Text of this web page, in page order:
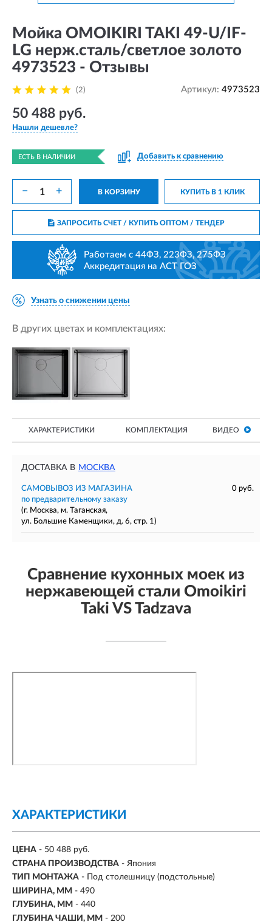
Мойка OMOIKIRI TAKI 49-U/IF-
LG нерж.сталь/светлое золото
4973523 - Отзывы
(2) Артикул: 4973523
50 488 руб.
Нашли дешевле?
ЕСТЬ В НАЛИЧИИ Добавить к сравнению
− + В КОРЗИНУ КУПИТЬ В 1 КЛИК
ЗАПРОСИТЬ СЧЕТ / КУПИТЬ ОПТОМ/ ТЕНДЕР
Работаем с 44ФЗ, 223ФЗ, 275ФЗ
Аккредитация на АСТ ГОЗ
Узнать о снижении цены
В других цветах и комплектациях:
ХАРАКТЕРИСТИКИ КОМПЛЕКТАЦИЯ ВИДЕО
ДОСТАВКА В МОСКВА
САМОВЫВОЗ ИЗ МАГАЗИНА
0 руб.
по предварительному заказу
(г. Москва, м. Таганская,
ул. Большие Каменщики, д. 6, стр. 1)
Сравнение кухонных моек из
нержавеющей стали Omoikiri
Taki VS Tadzava
ХАРАКТЕРИСТИКИ
ЦЕНА - 50 488 руб.
СТРАНА ПРОИЗВОДСТВА - Япония
ТИП МОНТАЖА -
Под столешницу (подстольные)
ШИРИНА, ММ - 490
ГЛУБИНА, ММ - 440
ГЛУБИНА ЧАШИ, ММ - 200